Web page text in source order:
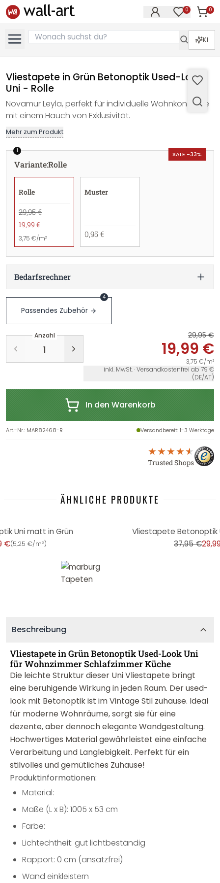
0 0
KI
Vliestapete in Grün Betonoptik Used-Look
Uni - Rolle
Novamur Leyla, perfekt für individuelle Wohnkonzepte
mit einem Hauch von Exklusivität.
Mehr zum Produkt
SALE -33%
1
Variante:Rolle
Rolle
29,95 €
19,99 €
3,75 €/m²
Muster
0,95 €
Bedarfsrechner
Passendes Zubehör
4
Anzahl 29,95 €
19,99 €
3,75 €/m²
inkl. MwSt. · Versandkostenfrei ab 79 €
(DE/AT)
In den Warenkorb
Art.-Nr.: MAR82468-R Versandbereit: 1-3 Werktage
Trusted Shops
ÄHNLICHE PRODUKTE
Uni matt in Grün
€(5,25 €/m²)
Vliestapete Betonoptik
37,95 €
Beschreibung
Vliestapete in Grün Betonoptik Used-Look Uni
für Wohnzimmer Schlafzimmer Küche
Die leichte Struktur dieser Uni Vliestapete bringt
eine beruhigende Wirkung in jeden Raum. Der used-
look mit Betonoptik ist im Vintage Stil zuhause. Ideal
für moderne Wohnräume, sorgt sie für eine
dezente, aber dennoch elegante Wandgestaltung.
Hochwertiges Material gewährleistet eine einfache
Verarbeitung und Langlebigkeit. Perfekt für ein
stilvolles und gemütliches Zuhause!
Produktinformationen:
Material:
Maße (L x B): 1005 x 53 cm
Farbe:
Lichtechtheit: gut lichtbeständig
Rapport: 0 cm (ansatzfrei)
Wand einkleistern